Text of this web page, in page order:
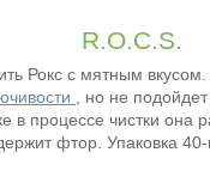
R.O.C.S.
Рокс с мятным
, но не
в процессе чистки она
фтор. Упаковка